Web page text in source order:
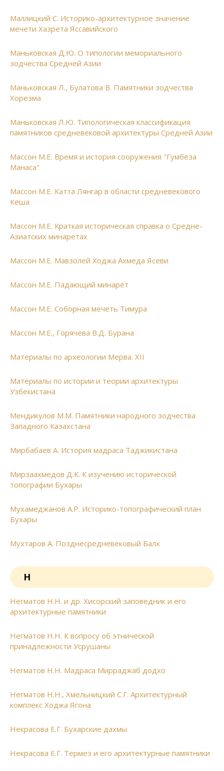
Маллицкий С. Историко-архитектурное значение
мечети Хазрета Яссавийского
Маньковская Д.Ю. О типологии мемориального
зодчества Средней Азии
Маньковская Л., Булатова В. Памятники зодчества
Хорезма
Маньковская Л.Ю. Типологическая классификация
памятников средневековой архитектуры Средней Азии
Массон М.Е. Время и история сооружения "Гумбеза
Манаса"
Массон М.Е. Катта Лянгар в области средневекового
Кеша
Массон М.Е. Краткая историческая справка о Средне-
Азиатских минаретах
Массон М.Е. Мавзолей Ходжа Ахмеда Ясеви
Массон М.Е. Падающий минарет
Массон М.Е. Соборная мечеть Тимура
Массон М.Е., Горячева В.Д. Бурана
Материалы по археологии Мерва. XII
Материалы по истории и теории архитектуры
Узбекистана
Мендикулов М.М. Памятники народного зодчества
Западного Казахстана
Мирбабаев А. История мадраса Таджикистана
Мирзаахмедов Д.К. К изучению исторической
топографии Бухары
Мухамеджанов А.Р. Историко-топографический план
Бухары
Мухтаров А. Позднесредневековый Балх
Н
Негматов Н.Н. и др. Хисорский заповедник и его
архитектурные памятники
Негматов Н.Н. К вопросу об этнической
принадлежности Усрушаны
Негматов Н.Н. Мадраса Мирраджаб додхо
Негматов Н.Н., Хмельницкий С.Г. Архитектурный
комплекс Ходжа Ягона
Некрасова Е.Г. Бухарские дахмы
Некрасова Е.Г. Термез и его архитектурные памятники